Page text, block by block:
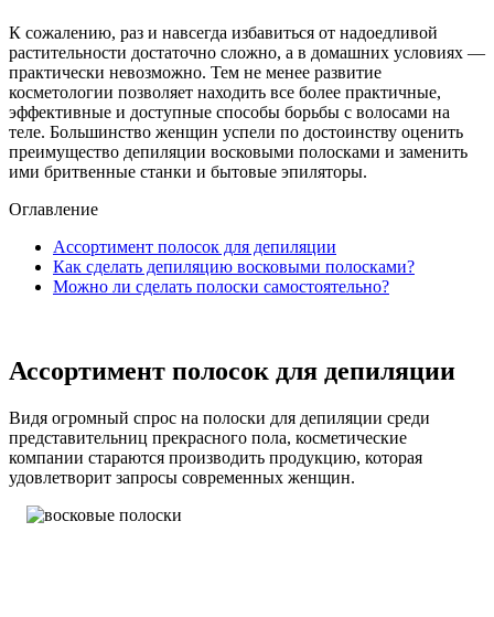
К сожалению, раз и навсегда избавиться от надоедливой
растительности достаточно сложно, а в домашних условиях —
практически невозможно. Тем не менее развитие
косметологии позволяет находить все более практичные,
эффективные и доступные способы борьбы с волосами на
теле. Большинство женщин успели по достоинству оценить
преимущество депиляции восковыми полосками и заменить
ими бритвенные станки и бытовые эпиляторы.
Оглавление
Ассортимент полосок для депиляции
Как сделать депиляцию восковыми полосками?
Можно ли сделать полоски самостоятельно?
Ассортимент полосок для депиляции
Видя огромный спрос на полоски для депиляции среди
представительниц прекрасного пола, косметические
компании стараются производить продукцию, которая
удовлетворит запросы современных женщин.